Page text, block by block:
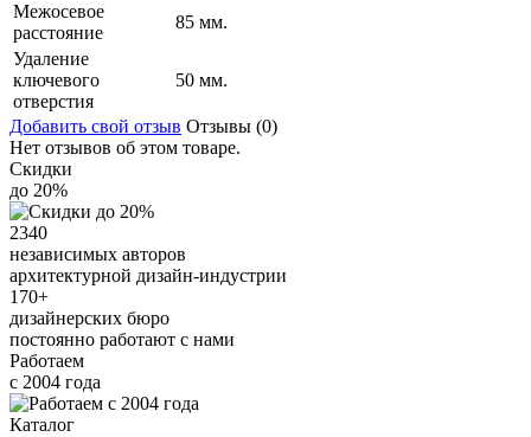
Межосевое
расстояние
85 мм.
Удаление
ключевого
отверстия
50 мм.
Добавить свой отзыв Отзывы (0)
Нет отзывов об этом товаре.
Скидки
до 20%
2340
независимых авторов
архитектурной дизайн-индустрии
170+
дизайнерских бюро
постоянно работают с нами
Работаем
с 2004 года
Каталог